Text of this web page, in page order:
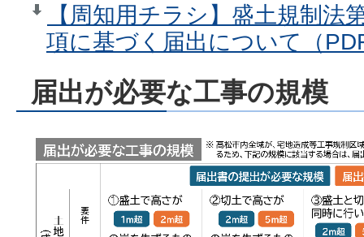
【周知用チラシ】盛土規制法
項に基づく届出について（
届出が必要な工事の規模